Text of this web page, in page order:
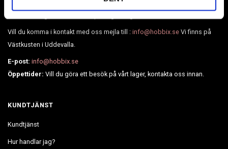
Vill du komma i kontakt med oss mejla till :info@hobbix.se Vi finns på
Västkusten i Uddevalla.
E-post: info@hobbix.se
Öppettider: Vill du göra ett besök på vårt lager, kontakta oss innan.
KUNDTJÄNST
Kundtjänst
Hur handlar jag?